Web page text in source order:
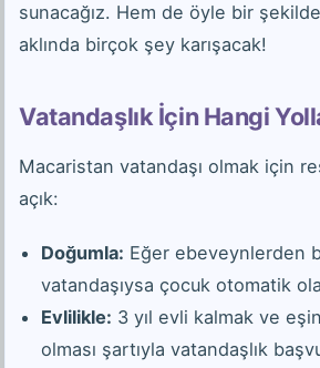
sunacağız. Hem de öyle bir
aklında birçok şey karışacak!
Vatandaşlık İçin Hangi
Macaristan vatandaşı olmak için
açık:
Doğumla: Eğer ebeveynlerden
vatandaşıysa çocuk otomatik
Evlilikle: 3 yıl evli kalmak ve
olması şartıyla vatandaşlık